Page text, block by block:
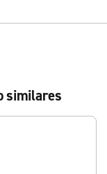
similares